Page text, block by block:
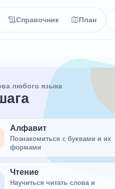
Справочник План
любого языка
Алфавит
Познакомиться с буквами и их
формами
Чтение
Научиться читать слова и